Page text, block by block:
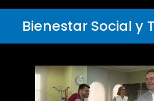
Bienestar Social y